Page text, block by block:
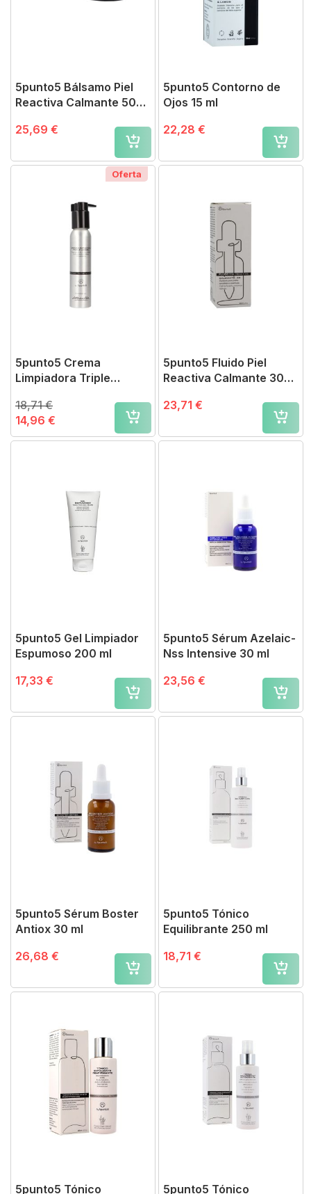
5punto5 Bálsamo Piel
Reactiva Calmante 50
25,69 €
5punto5 Contorno de
Ojos 15 ml
22,28 €
Oferta
5punto5 Crema
Limpiadora Triple
14,96 €
18,71 €
5punto5 Fluido Piel
Reactiva Calmante 30
23,71 €
5punto5 Gel Limpiador
Espumoso 200 ml
17,33 €
5punto5 Sérum Azelaic-
Nss Intensive 30 ml
23,56 €
5punto5 Sérum Boster
Antiox 30 ml
26,68 €
5punto5 Tónico
Equilibrante 250 ml
18,71 €
5punto5 Tónico 5punto5 Tónico